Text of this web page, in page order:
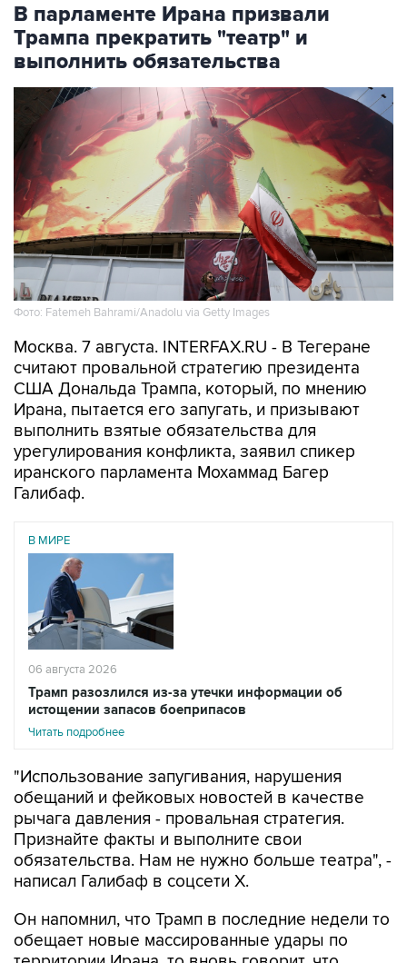
В парламенте Ирана призвали
Трампа прекратить "театр" и
выполнить обязательства
Фото: Fatemeh Bahrami/Anadolu via Getty Images
Москва. 7 августа. INTERFAX.RU - В Тегеране
считают провальной стратегию президента
США Дональда Трампа, который, по мнению
Ирана, пытается его запугать, и призывают
выполнить взятые обязательства для
урегулирования конфликта, заявил спикер
иранского парламента Мохаммад Багер
Галибаф.
В МИРЕ
06 августа 2026
Трамп разозлился из-за утечки информации об
истощении запасов боеприпасов
Читать подробнее
"Использование запугивания, нарушения
обещаний и фейковых новостей в качестве
рычага давления - провальная стратегия.
Признайте факты и выполните свои
обязательства. Нам не нужно больше театра", -
написал Галибаф в соцсети X.
Он напомнил, что Трамп в последние недели то
обещает новые массированные удары по